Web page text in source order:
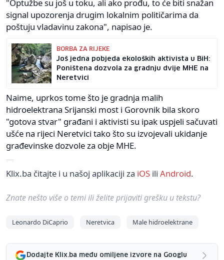
"Optužbe su još u toku, ali ako prođu, to će biti snažan
signal upozorenja drugim lokalnim političarima da
poštuju vladavinu zakona", napisao je.
BORBA ZA RIJEKE
Još jedna pobjeda ekoloških aktivista u BiH:
Poništena dozvola za gradnju dvije MHE na
Neretvici
Naime, uprkos tome što je gradnja malih
hidroelektrana Srijanski most i Gorovnik bila skoro
"gotova stvar" građani i aktivisti su ipak uspjeli sačuvati
ušće na rijeci Neretvici tako što su izvojevali ukidanje
građevinske dozvole za obje MHE.
Klix.ba čitajte i u našoj aplikaciji za iOS ili Android.
Znate nešto više o temi ili želite prijaviti grešku u tekstu?
Leonardo DiCaprio Neretvica Male hidroelektrane
Dodajte Klix.ba među omiljene izvore na Googlu